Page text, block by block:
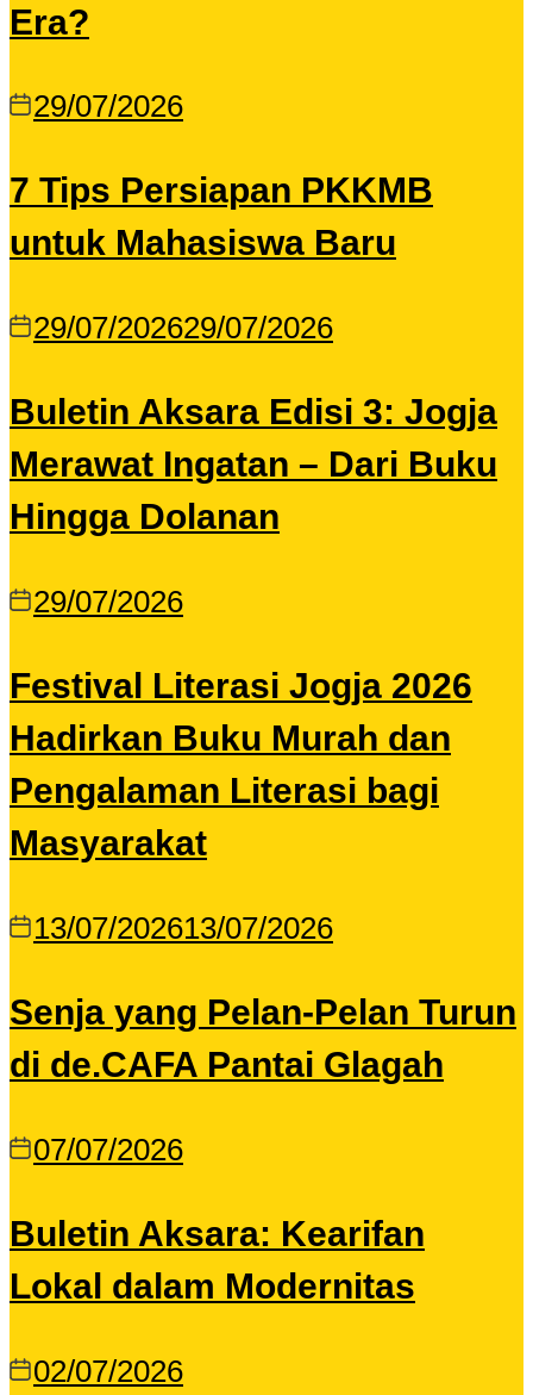
Era?
29/07/2026
7 Tips Persiapan PKKMB
untuk Mahasiswa Baru
29/07/202629/07/2026
Buletin Aksara Edisi 3: Jogja
Merawat Ingatan – Dari Buku
Hingga Dolanan
29/07/2026
Festival Literasi Jogja 2026
Hadirkan Buku Murah dan
Pengalaman Literasi bagi
Masyarakat
13/07/202613/07/2026
Senja yang Pelan-Pelan Turun
di de.CAFA Pantai Glagah
07/07/2026
Buletin Aksara: Kearifan
Lokal dalam Modernitas
02/07/2026